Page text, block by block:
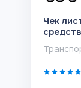
Чек
средств